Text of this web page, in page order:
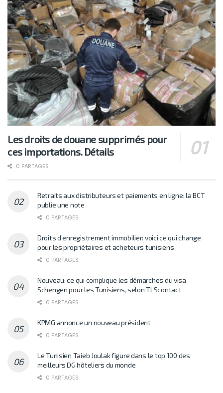
Les droits de douane supprimés pour
ces importations. Détails
0 PARTAGES
Retraits aux distributeurs et paiements en ligne: la BCT
publie une note
0 PARTAGES
Droits d’enregistrement immobilier: voici ce qui change
pour les propriétaires et acheteurs tunisiens
0 PARTAGES
Nouveau: ce qui complique les démarches du visa
Schengen pour les Tunisiens, selon TLScontact
0 PARTAGES
KPMG annonce un nouveau président
0 PARTAGES
Le Tunisien Taieb Joulak figure dans le top 100 des
meilleurs DG hôteliers du monde
0 PARTAGES